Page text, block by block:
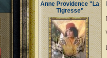
Anne Providence "La
Tigresse"